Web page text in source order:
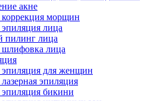
акне
коррекция морщин
эпиляция лица
пилинг лица
шлифовка лица
эпиляция для женщин
эпиляция
эпиляция бикини